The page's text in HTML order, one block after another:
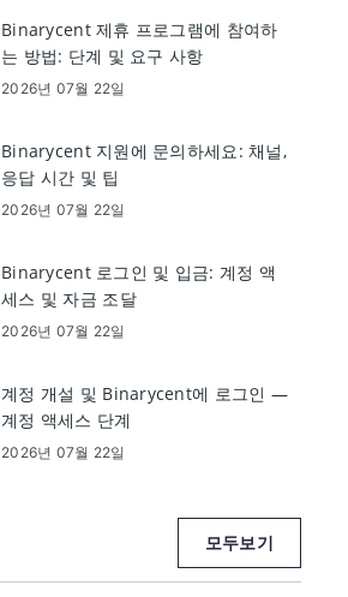
Binarycent 제휴 프로그램에 참여하
는 방법: 단계 및 요구 사항
2026년 07월 22일
Binarycent 지원에 문의하세요: 채널,
응답 시간 및 팁
2026년 07월 22일
Binarycent 로그인 및 입금: 계정 액
세스 및 자금 조달
2026년 07월 22일
계정 개설 및 Binarycent에 로그인 —
계정 액세스 단계
2026년 07월 22일
모두보기